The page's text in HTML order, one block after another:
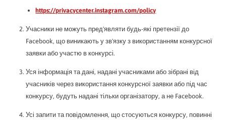
https://privacycenter.instagram.com/policy
Учасники не можуть пред'являти будь-які претензії до
Facebook, що виникають у зв'язку з використанням конкурсної
заявки або участю в конкурсі.
Уся інформація та дані, надані учасниками або зібрані від
учасників через використання конкурсної заявки або під час
конкурсу, будуть надані тільки організатору, а не Facebook.
Усі запити та повідомлення, що стосуються конкурсу, повинні